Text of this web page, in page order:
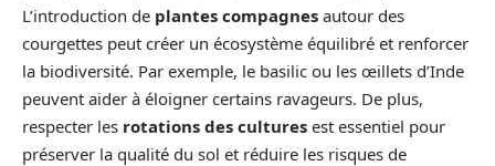
L’introduction de plantes compagnes autour des
courgettes peut créer un écosystème équilibré et renforcer
la biodiversité. Par exemple, le basilic ou les œillets d’Inde
peuvent aider à éloigner certains ravageurs. De plus,
respecter les rotations des cultures est essentiel pour
préserver la qualité du sol et réduire les risques de